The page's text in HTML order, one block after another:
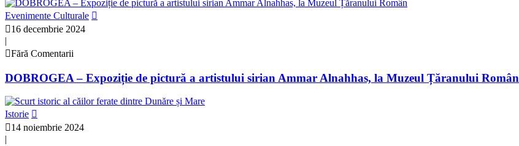
Evenimente Culturale
16 decembrie 2024
|
Fără Comentarii
DOBROGEA – Expoziție de pictură a artistului sirian Ammar Alnahhas, la Muzeul Țăranului Român
Istorie
14 noiembrie 2024
|